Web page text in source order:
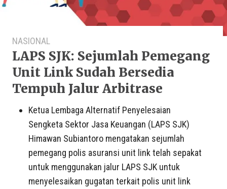
NASIONAL
LAPS SJK: Sejumlah Pemegang
Unit Link Sudah Bersedia
Tempuh Jalur Arbitrase
Ketua Lembaga Alternatif Penyelesaian
Sengketa Sektor Jasa Keuangan (LAPS SJK)
Himawan Subiantoro mengatakan sejumlah
pemegang polis asuransi unit link telah sepakat
untuk menggunakan jalur LAPS SJK untuk
menyelesaikan gugatan terkait polis unit link